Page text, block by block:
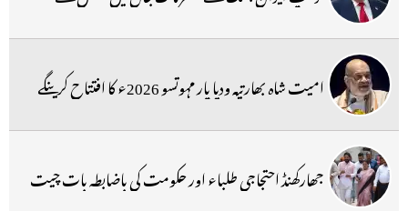
امیت شاہ بھارتیہ ودیا پار مہوتسو 2026ء کا افتتاح کرینگے
جھارکھنڈ احتجاجی طلباء اور حکومت کی باضابطہ بات چیت